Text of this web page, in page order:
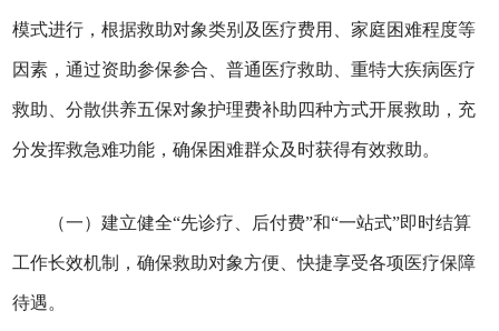
模式进行，根据救助对象类别及医疗费用、家庭困难程度等
因素，通过资助参保参合、普通医疗救助、重特大疾病医疗
救助、分散供养五保对象护理费补助四种方式开展救助，充
分发挥救急难功能，确保困难群众及时获得有效救助。
（一）建立健全“先诊疗、后付费”和“一站式”即时结算
工作长效机制，确保救助对象方便、快捷享受各项医疗保障
待遇。